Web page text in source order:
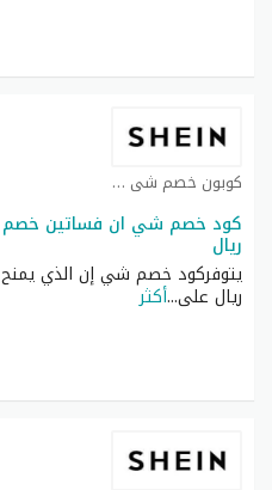
كوبون خصم شي ان كوبون
ريال
ريال على...أكثر